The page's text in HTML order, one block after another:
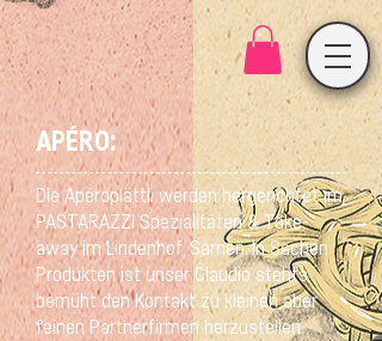
APÉRO:​
Die Apéroplättli werden hergerichtet im
PASTARAZZI Spezialitäten & Take-
away im Lindenhof, Sarnen. In Sachen
Produkten ist unser Claudio stehts
bemüht den Kontakt zu kleinen aber
feinen Partnerfirmen herzustellen.